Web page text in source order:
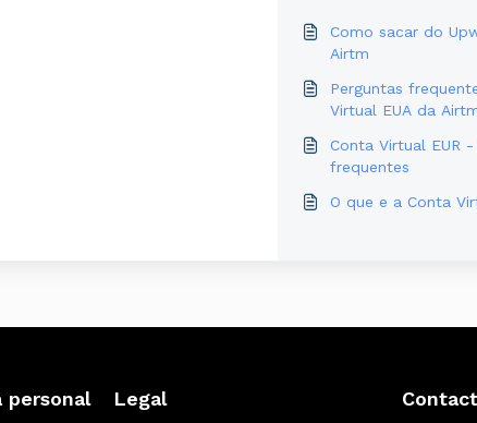
Como sacar do
Airtm
Perguntas
Virtual EUA da
Conta Virtual EUR -
frequentes
O que e a Conta
personal Legal Contact